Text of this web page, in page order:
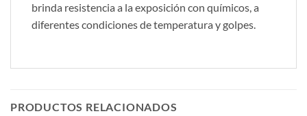
brinda resistencia a la exposición con químicos, a
diferentes condiciones de temperatura y golpes.
PRODUCTOS RELACIONADOS